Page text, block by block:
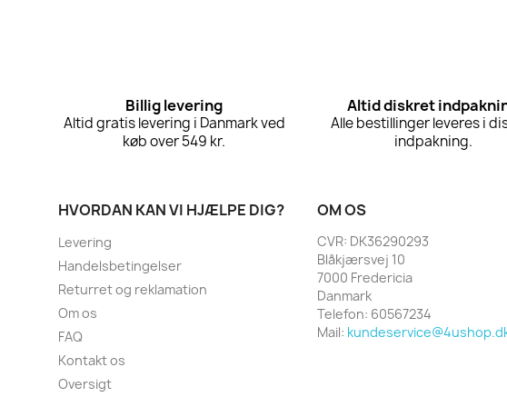
Billig levering
Altid gratis levering i Danmark ved
køb over 549 kr.
Altid diskret
Alle bestillinger leveres i
indpakning.
HVORDAN KAN VI HJÆLPE DIG?
Levering
Handelsbetingelser
Returret og reklamation
Om os
FAQ
Kontakt os
Oversigt
OM OS
CVR: DK36290293
Blåkjærsvej 10
7000 Fredericia
Danmark
Telefon: 60567234
Mail: